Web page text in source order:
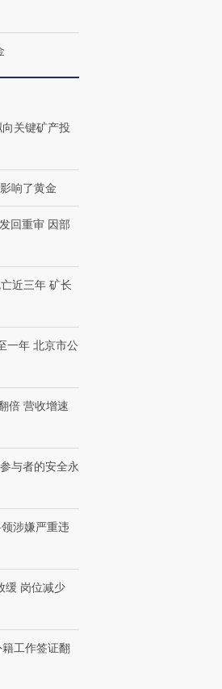
戏法
水位跌破纪录 二战沉船与
关键矿产投
响了黄金
回重审 因部
近三年 矿长
一年 北京市公
倍 营收增速
与者的安全永
涉嫌严重违
缓 岗位减少
工作签证翻